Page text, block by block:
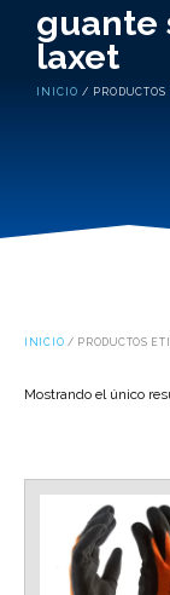
guante
laxet
INICIO / PRODUCTOS
INICIO / PRODUCTOS
Mostrando el único